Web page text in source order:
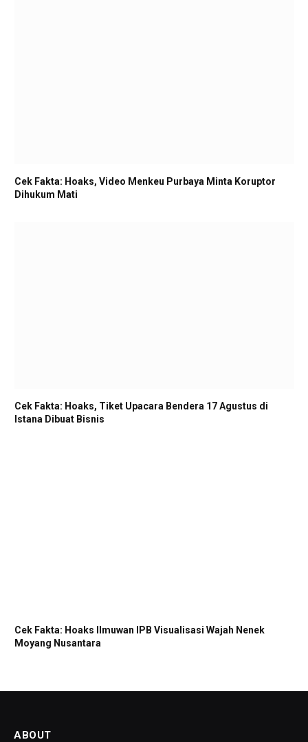
Cek Fakta: Hoaks, Video Menkeu Purbaya Minta Koruptor
Dihukum Mati
Cek Fakta: Hoaks, Tiket Upacara Bendera 17 Agustus di
Istana Dibuat Bisnis
Cek Fakta: Hoaks Ilmuwan IPB Visualisasi Wajah Nenek
Moyang Nusantara
ABOUT